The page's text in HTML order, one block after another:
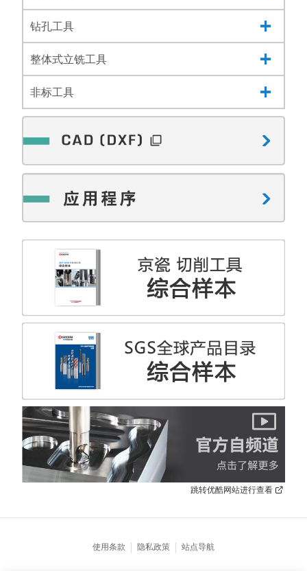
钻孔工具
整体式立铣工具
非标工具
跳转优酷网站进行查看
使用条款 隐私政策 站点导航